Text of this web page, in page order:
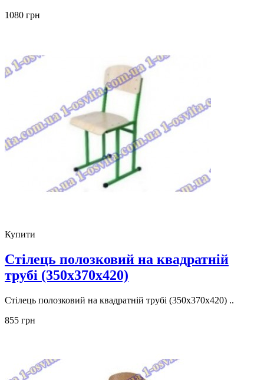
1080 грн
Купити
Стілець полозковий на квадратній
трубі (350х370х420)
Стілець полозковий на квадратній трубі (350х370х420) ..
855 грн